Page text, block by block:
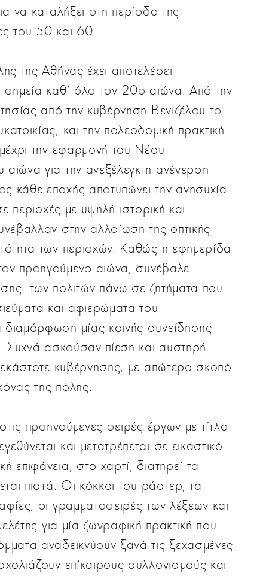
να καταλήξει στη περίοδο της
του 50 και 60.
της Αθήνας έχει αποτελέσει
σημεία καθ' όλο τον 20ο αιώνα. Από την
από την κυβέρνηση Βενιζέλου το
και την πολεοδομική πρακτική
την εφαρμογή του Νέου
για την ανεξέλεγκτη ανέγερση
κάθε εποχής αποτυπώνει την ανησυχία
περιοχές με υψηλή ιστορική και
στην αλλοίωση της οπτικής
των περιοχών. Καθώς η εφημερίδα
προηγούμενο αιώνα, συνέβαλε
των πολιτών πάνω σε ζητήματα που
και αφιερώματα του
μίας κοινής συνείδησης
Συχνά ασκούσαν πίεση και αυστηρή
εκάστοτε κυβέρνησης, με απώτερο σκοπό
της πόλης.
προηγούμενες σειρές έργων με τίτλο
και μετατρέπεται σε εικαστικό
στο χαρτί, διατηρεί τα
πιστά. Οι κόκκοι του ράστερ, τα
οι γραμματοσειρές των λέξεων και
για μία ζωγραφική πρακτική που
αναδεικνύουν ξανά τις ξεχασμένες
επίκαιρους συλλογισμούς και